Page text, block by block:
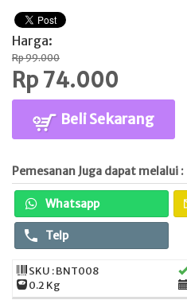
Harga:
Rp 99.000
Rp 74.000
Beli Sekarang
Pemesanan Juga dapat melalui :
Whatsapp
Telp
SKU : BNT008
0.2 Kg